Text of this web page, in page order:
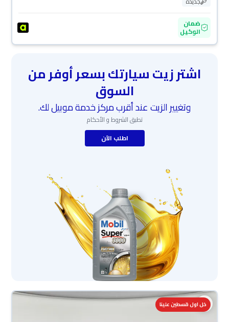
ضمان
الوكيل
اشتر زيت سيارتك بسعر أوفر من
السوق
وتغيير الزيت عند أقرب مركز خدمة موبيل لك.
تطبق الشروط و الأحكام
اطلب الآن
خل اول قسطين علينا